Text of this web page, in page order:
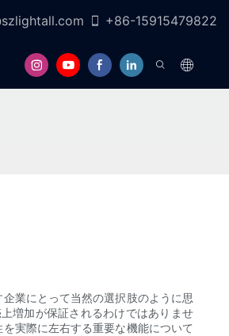
+86-15915479822
業にとって当然の選択肢のように思
増加が保証されるわけではありませ
実際に左右する重要な機能について